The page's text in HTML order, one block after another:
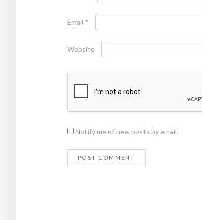
Email *
Website
Notify me of new posts by email.